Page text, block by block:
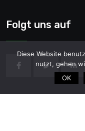
Folgt uns auf
Diese Website
nutzt, gehen
OK